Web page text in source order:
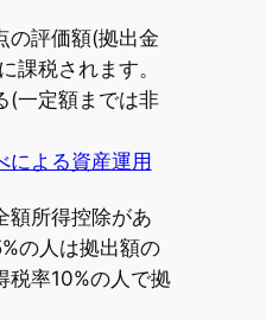
の評価額(拠出金
課税されます。
(一定額までは非
による資産運用
額所得控除があ
の人は拠出額の
税率10%の人で拠